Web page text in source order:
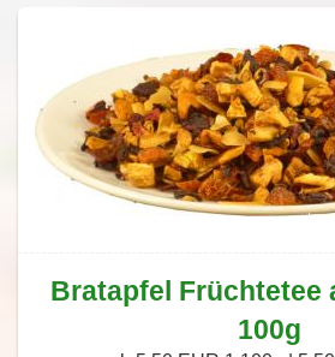
Bratapfel Früchtetee
100g